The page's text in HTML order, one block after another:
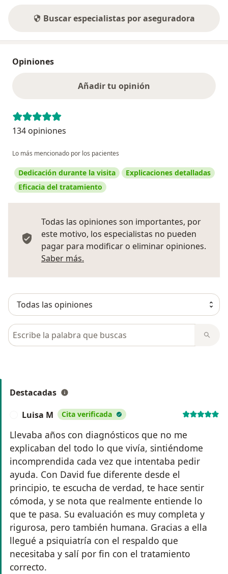
Buscar especialistas por aseguradora
Opiniones
Añadir tu opinión
134 opiniones
Lo más mencionado por los pacientes
Dedicación durante la visita
Explicaciones detalladas
Eficacia del tratamiento
Todas las opiniones son importantes, por
este motivo, los especialistas no pueden
pagar para modificar o eliminar opiniones.
Saber más.
Busca en opiniones
Destacadas
Luisa M Cita verificada
Llevaba años con diagnósticos que no me
explicaban del todo lo que vivía, sintiéndome
incomprendida cada vez que intentaba pedir
ayuda. Con David fue diferente desde el
principio, te escucha de verdad, te hace sentir
cómoda, y se nota que realmente entiende lo
que te pasa. Su evaluación es muy completa y
rigurosa, pero también humana. Gracias a ella
llegué a psiquiatría con el respaldo que
necesitaba y salí por fin con el tratamiento
correcto.